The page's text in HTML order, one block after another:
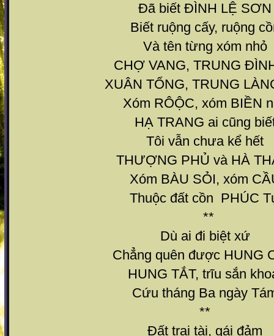
Đã biết ĐÌNH LỆ SƠN
Biết ruộng cấy, ruộng
Và tên từng xóm nhỏ
CHỢ VANG, TRUNG
XUÂN TỔNG, TRUNG
Xóm RÔỘC, xóm BIỀN
HẠ TRANG ai cũng
Tôi vẫn chưa kể hết
THƯỢNG PHỦ và HÀ
Xóm BÀU SỎI, xóm
Thuộc đất cồn PHÚC
**
Dù ai đi biệt xứ
Chẳng quên được HUNG
HUNG TẮT, trĩu sắn
Cứu tháng Ba ngày
**
Đất trai tài, gái đảm